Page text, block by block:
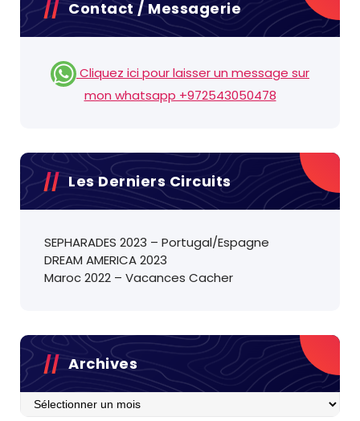
Contact / Messagerie
Cliquez ici pour laisser un message sur
mon whatsapp +972543050478
Les Derniers Circuits
SEPHARADES 2023 – Portugal/Espagne
DREAM AMERICA 2023
Maroc 2022 – Vacances Cacher
Archives
Archives